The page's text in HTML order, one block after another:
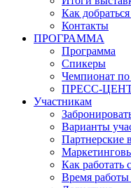
Как
Контакты
ПРОГРАММА
Программа
Спикеры
Чемпионат
ПРЕСС-
Участникам
Варианты
Партнерские
Как
Время работы